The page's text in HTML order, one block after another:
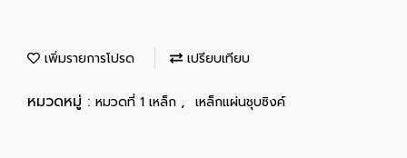
เพิ่มรายการโปรด เปรียบเทียบ
หมวดหมู่ : หมวดที่ 1 เหล็ก , เหล็กแผ่นชุบซิงค์